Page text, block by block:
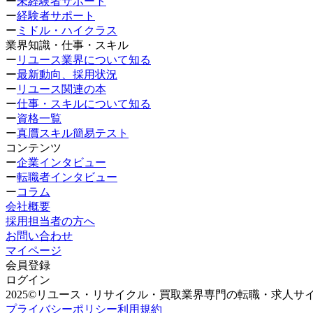
ー経験者サポート
ー ミドル・ハイクラス
業界知識・仕事・スキル
ー リユース業界について知る
ー最新動向、採用状況
ー リユース関連の本
ー仕事・スキルについて知る
ー資格一覧
ー真贋スキル簡易テスト
コンテンツ
ー企業インタビュー
ー転職者インタビュー
ーコラム
会社概要
採用担当者の方へ
お問い合わせ
マイページ
会員登録
ログイン
2025©リユース・リサイクル・買取業界専門の転職・求人サ
プライバシーポリシー利用規約